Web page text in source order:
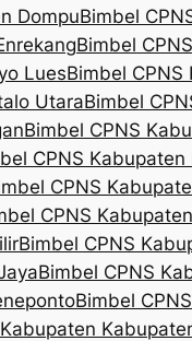
DompuBimbel
Bimbel
LuesBimbel
UtaraBimbel
Bimbel CPNS
CPNS
CPNS
CPNS
Bimbel CPNS
Bimbel CPNS
Bimbel